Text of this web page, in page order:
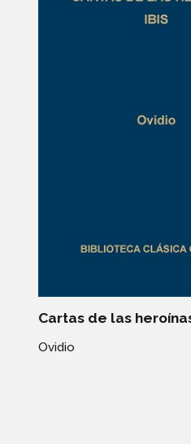
Cartas de las
Ovidio